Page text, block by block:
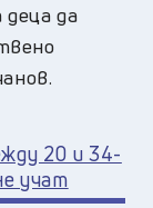
да
20 и 34-
учат